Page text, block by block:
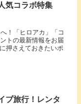
気コラボ特集
！「ヒロアカ」「コ
トの最新情報をお届
押さえておきたいポ
ブ旅行！レンタ